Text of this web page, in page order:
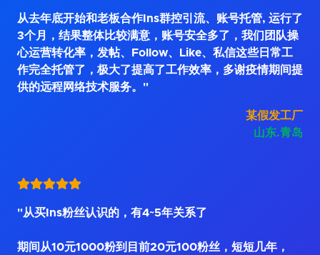
从去年底开始和老板合作Ins群控引流、账号托管, 运行了
3个月，结果整体比较满意，账号安全多了，我们团队操
心运营转化率，发帖、Follow、Like、私信这些日常工
作完全托管了，极大了提高了工作效率，多谢疫情期间提
供的远程网络技术服务。"
某假发工厂
山东.青岛
"从买Ins粉丝认识的，有4~5年关系了
期间从10元1000粉到目前20元100粉丝，短短几年，